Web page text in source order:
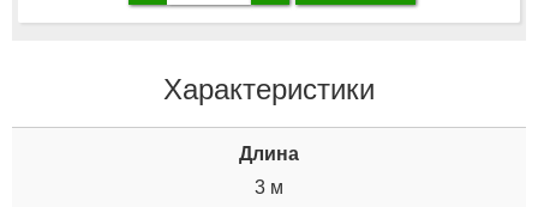
Характеристики
Дли­на
3 м